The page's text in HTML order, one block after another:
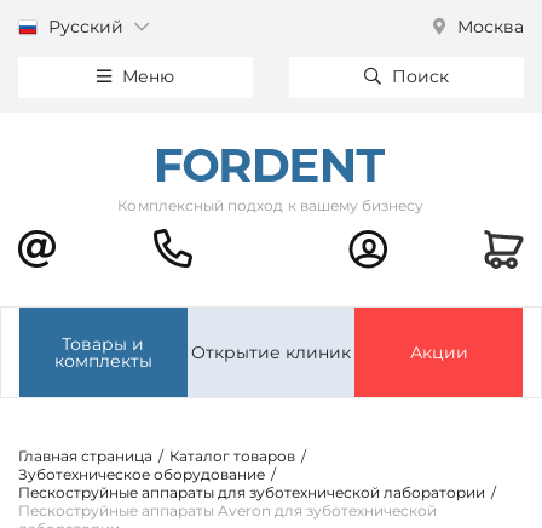
Русский Москва
Меню Поиск
Комплексный подход к вашему бизнесу
Товары и
комплекты Открытие клиник Акции
Главная страница / Каталог товаров /
Зуботехническое оборудование /
Пескоструйные аппараты для зуботехнической лаборатории /
Пескоструйные аппараты Averon для зуботехнической